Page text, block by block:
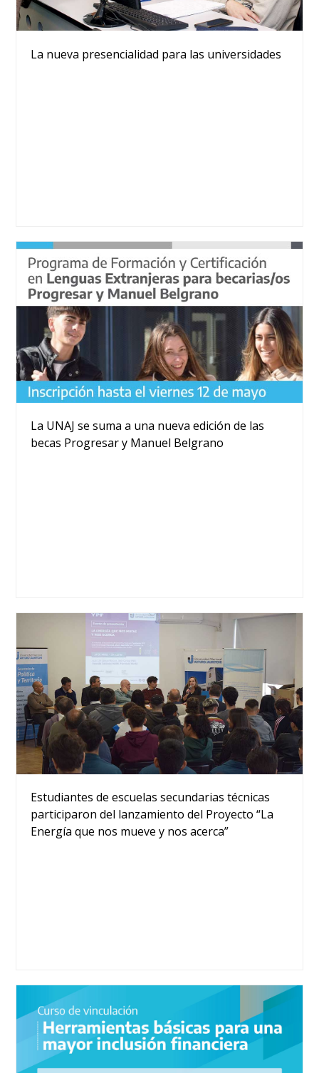
La nueva presencialidad para las universidades
La UNAJ se suma a una nueva edición de las
becas Progresar y Manuel Belgrano
Estudiantes de escuelas secundarias técnicas
participaron del lanzamiento del Proyecto “La
Energía que nos mueve y nos acerca”